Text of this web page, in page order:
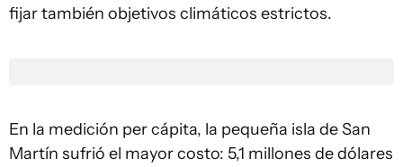
fijar también objetivos climáticos estrictos.
En la medición per cápita, la pequeña isla de San
Martín sufrió el mayor costo: 5,1 millones de dólares